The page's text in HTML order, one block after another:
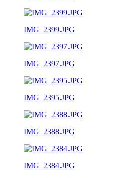
IMG_2399.JPG
IMG_2397.JPG
IMG_2395.JPG
IMG_2388.JPG
IMG_2384.JPG